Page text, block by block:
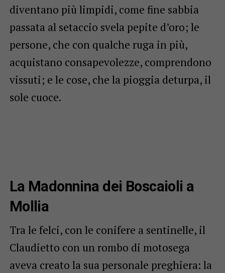
diventano più limpidi, come fine sabbia
passata al setaccio svela pepite d’oro; le
persone, che con qualche ruga in più,
acquistano consapevolezze, comprendono
vissuti; e le cose, che la pioggia deturpa, il
sole cuoce.
La Madonnina dei Boscaioli a
Mollia
Tra le felci, con le conifere a sentinelle, il
Claudietto con un rombo di motosega
aveva creato la sua personale preghiera: la